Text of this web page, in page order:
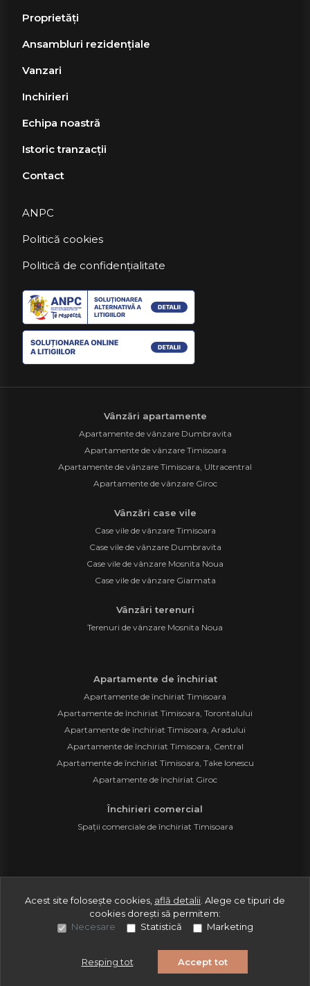
Proprietăți
Ansambluri rezidențiale
Vanzari
Inchirieri
Echipa noastră
Istoric tranzacții
Contact
ANPC
Politică cookies
Politică de confidențialitate
Vânzări apartamente
Apartamente de vânzare Dumbravita
Apartamente de vânzare Timisoara
Apartamente de vânzare Timisoara, Ultracentral
Apartamente de vânzare Giroc
Vânzări case vile
Case vile de vânzare Timisoara
Case vile de vânzare Dumbravita
Case vile de vânzare Mosnita Noua
Case vile de vânzare Giarmata
Vânzări terenuri
Terenuri de vânzare Mosnita Noua
Apartamente de închiriat
Apartamente de închiriat Timisoara
Apartamente de închiriat Timisoara, Torontalului
Apartamente de închiriat Timisoara, Aradului
Apartamente de închiriat Timisoara, Central
Apartamente de închiriat Timisoara, Take Ionescu
Apartamente de închiriat Giroc
Închirieri comercial
Spații comerciale de închiriat Timisoara
Site creat în
Acest site folosește cookies, află detalii Alege ce tipuri de
cookies dorești să permitem:
Necesare
Statistică Marketing
Resping tot Accept tot